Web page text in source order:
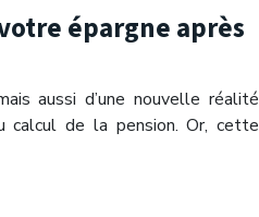
épargne après
aussi d’une nouvelle réalité
calcul de la pension. Or, cette